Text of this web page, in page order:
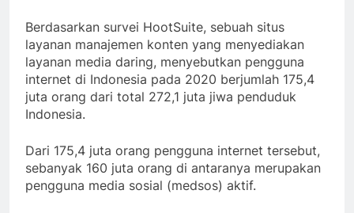
Berdasarkan survei HootSuite, sebuah situs
layanan manajemen konten yang menyediakan
layanan media daring, menyebutkan pengguna
internet di Indonesia pada 2020 berjumlah 175,4
juta orang dari total 272,1 juta jiwa penduduk
Indonesia.
Dari 175,4 juta orang pengguna internet tersebut,
sebanyak 160 juta orang di antaranya merupakan
pengguna media sosial (medsos) aktif.